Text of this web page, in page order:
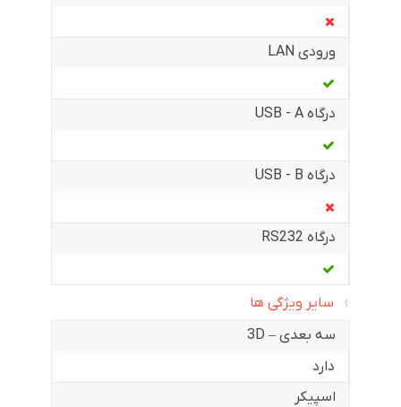
ورودی LAN
درگاه USB - A
درگاه USB - B
درگاه RS232
سایر ویژگی ها
سه بعدی – 3D
دارد
اسپیکر